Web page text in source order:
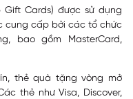
Cards) được sử dụng
cung cấp bởi các tổ chức
bao gồm MasterCard,
thẻ quà tặng vòng mở
thẻ như Visa, Discover,